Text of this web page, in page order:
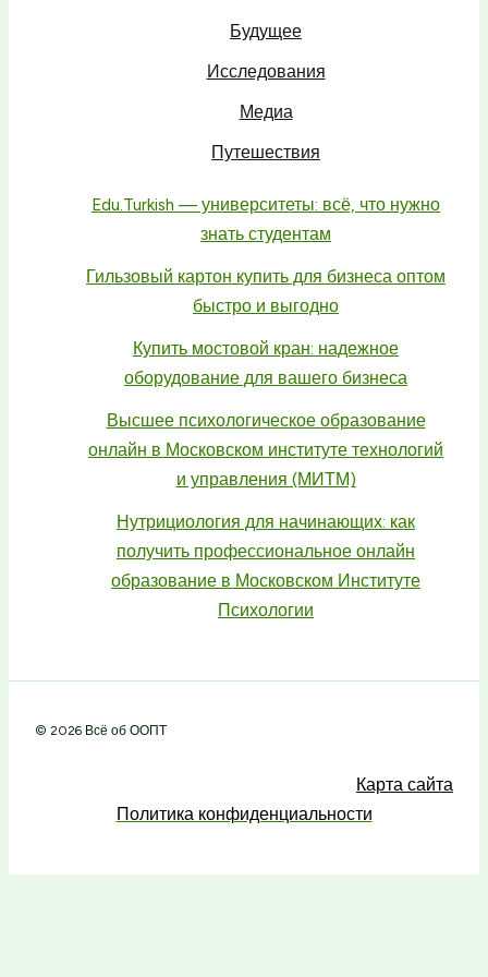
Будущее
Исследования
Медиа
Путешествия
Edu.Turkish — университеты: всё, что нужно
знать студентам
Гильзовый картон купить для бизнеса оптом
быстро и выгодно
Купить мостовой кран: надежное
оборудование для вашего бизнеса
Высшее психологическое образование
онлайн в Московском институте технологий
и управления (МИТМ)
Нутрициология для начинающих: как
получить профессиональное онлайн
образование в Московском Институте
Психологии
© 2026 Всё об ООПТ
Карта сайта
Политика конфиденциальности